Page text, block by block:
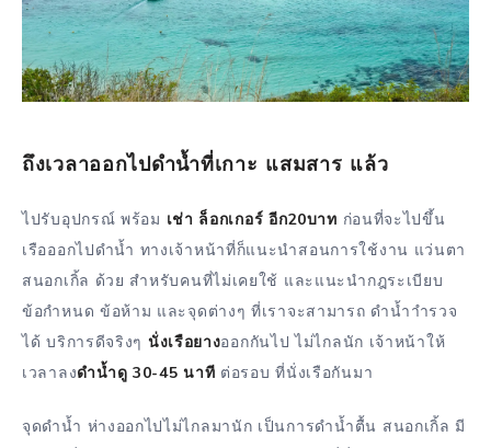
ถึงเวลาออกไปดำน้ำที่เกาะ แสมสาร แล้ว
ไปรับอุปกรณ์ พร้อม เช่า ล็อกเกอร์ อีก20บาท ก่อนที่จะไปขึ้น
เรือออกไปดำน้ำ ทางเจ้าหน้าที่ก็แนะนำสอนการใช้งาน แว่นตา
สนอกเกิ้ล ด้วย สำหรับคนที่ไม่เคยใช้ และแนะนำกฎระเบียบ
ข้อกำหนด ข้อห้าม และจุดต่างๆ ที่เราจะสามารถ ดำน้ำาำรวจ
ได้ บริการดีจริงๆ นั่งเรือยางออกกันไป ไม่ไกลนัก เจ้าหน้าให้
เวลาลงดำน้ำดู 30-45 นาที ต่อรอบ ที่นั่งเรือกันมา
จุดดำน้ำ ห่างออกไปไม่ไกลมานัก เป็นการดำน้ำตื้น สนอกเกิ้ล มี